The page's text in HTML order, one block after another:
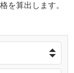
を算出します。